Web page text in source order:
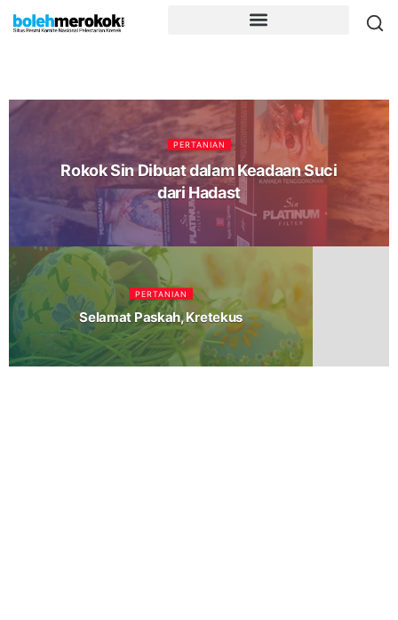
PERTANIAN
Rokok Sin Dibuat dalam Keadaan Suci
dari Hadast
PERTANIAN
Selamat Paskah, Kretekus